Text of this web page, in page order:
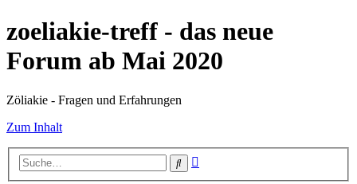
zoeliakie-treff - das neue
Forum ab Mai 2020
Zöliakie - Fragen und Erfahrungen
Zum Inhalt
Suche